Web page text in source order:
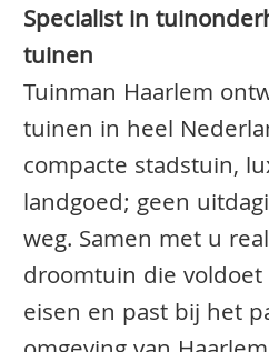
Specialist in
tuinen
Tuinman Haarlem
tuinen in heel
compacte stadstuin,
landgoed; geen
weg. Samen met u
droomtuin die
eisen en past bij het